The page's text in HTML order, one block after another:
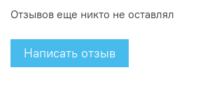
Отзывов еще никто не оставлял
Написать отзыв